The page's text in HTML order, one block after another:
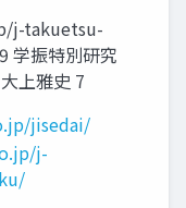
j-takuetsu-
学振特別研究
上雅史 7
jisedai/
j-